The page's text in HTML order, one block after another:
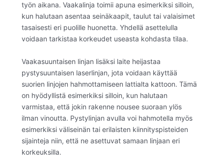
työn aikana. Vaakalinja toimii apuna esimerkiksi silloin,
kun halutaan asentaa seinäkaapit, taulut tai valaisimet
tasaisesti eri puolille huonetta. Yhdellä asettelulla
voidaan tarkistaa korkeudet useasta kohdasta tilaa.
Vaakasuuntaisen linjan lisäksi laite heijastaa
pystysuuntaisen laserlinjan, jota voidaan käyttää
suorien linjojen hahmottamiseen lattialta kattoon. Tämä
on hyödyllistä esimerkiksi silloin, kun halutaan
varmistaa, että jokin rakenne nousee suoraan ylös
ilman vinoutta. Pystylinjan avulla voi hahmotella myös
esimerkiksi väliseinän tai erilaisten kiinnityspisteiden
sijainteja niin, että ne asettuvat samaan linjaan eri
korkeuksilla.